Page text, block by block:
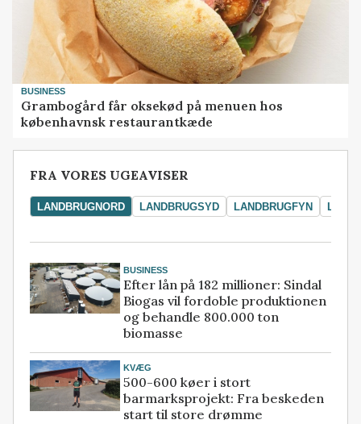
BUSINESS
Grambogård får oksekød på menuen hos
københavnsk restaurantkæde
FRA VORES UGEAVISER
LANDBRUGNORD LANDBRUGSYD LANDBRUGFYN
BUSINESS
Efter lån på 182 millioner: Sindal
Biogas vil fordoble produktionen
og behandle 800.000 ton
biomasse
KVÆG
500-600 køer i stort
barmarksprojekt: Fra beskeden
start til store drømme